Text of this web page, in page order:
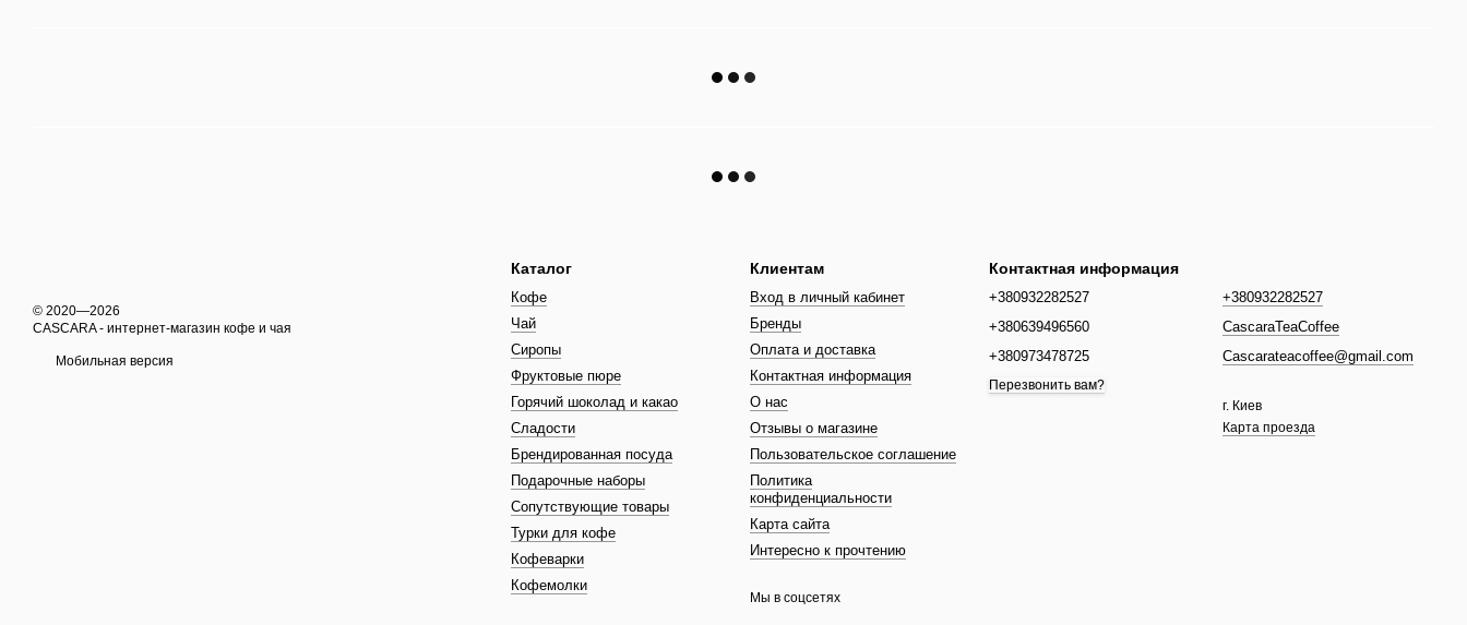
© 2020—2026
CASCARA - интернет-магазин кофе и чая
Мобильная версия
Каталог
Кофе
Чай
Сиропы
Фруктовые пюре
Горячий шоколад и какао
Сладости
Брендированная посуда
Подарочные наборы
Сопутствующие товары
Турки для кофе
Кофеварки
Кофемолки
Клиентам
Вход в личный кабинет
Бренды
Оплата и доставка
Контактная информация
О нас
Отзывы о магазине
Пользовательское соглашение
Политика
конфиденциальности
Карта сайта
Интересно к прочтению
Мы в соцсетях
Контактная информация
+380932282527
+380639496560
+380973478725
Перезвонить вам?
+380932282527
CascaraTeaCoffee
Cascarateacoffee@gmail.com
г. Киев
Карта проезда